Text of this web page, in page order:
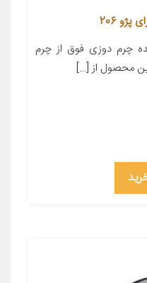
چرم دوزی فوق از چرم
محصول از […]